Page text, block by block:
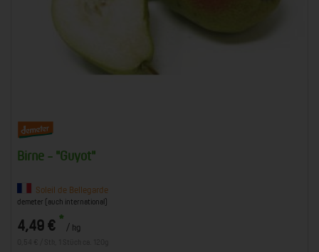
Birne - "Guyot"
Soleil de Bellegarde
demeter (auch international)
4,49 € * / kg